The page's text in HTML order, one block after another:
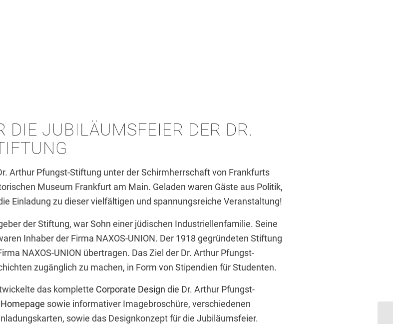
DIE JUBILÄUMSFEIER DER DR.
Arthur Pfungst-Stiftung unter der Schirmherrschaft von Frankfurts
Museum Frankfurt am Main. Geladen waren Gäste aus Politik,
Einladung zu dieser vielfältigen und spannungsreiche Veranstaltung!
der Stiftung, war Sohn einer jüdischen Industriellenfamilie. Seine
Inhaber der Firma NAXOS-UNION. Der 1918 gegründeten Stiftung
NAXOS-UNION übertragen. Das Ziel der Dr. Arthur Pfungst-
zugänglich zu machen, in Form von Stipendien für Studenten.
das komplette Corporate Design die Dr. Arthur Pfungst-
Homepage sowie informativer Imagebroschüre, verschiedenen
sowie das Designkonzept für die Jubiläumsfeier.